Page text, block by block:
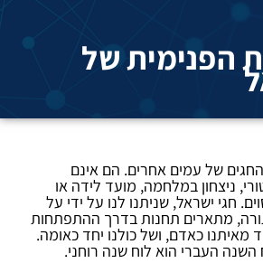
הפנימית של
של עמים אחרים. הם אינם
ניצחון במלחמה, מועד לידה או
חגי ישראל, שניתנו לנו על ידי על
מתארים תחנות בדרך ההתפתחות
מאיתנו כאדם, ושל כולנו יחד כאומה.
השנה העברי הוא לוח שנה רוחני.